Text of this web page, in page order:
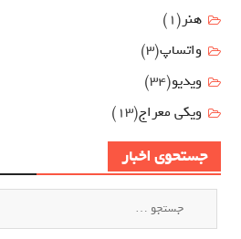
هنر (1)
واتساپ(3)
ویدیو(34)
ویکی معراج(13)
جستحوی اخبار